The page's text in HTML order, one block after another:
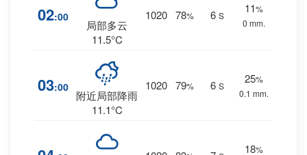
02:00
局部多云
11.5°C
1020 78% 6 S
11%
0 mm.
03:00
附近局部降雨
11.1°C
1020 79% 6 S
25%
0.1 mm.
18%